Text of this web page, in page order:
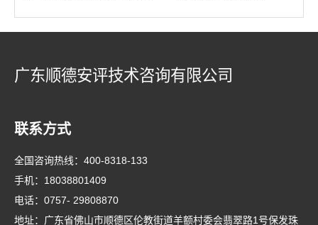
广东顺德安评技术咨询有限公司
联系方式
全国咨询热线： 400-8318-133
手机： 18038801409
电话： 0757- 29808870
地址：广东省佛山市顺德区伦教街道羊额村委会翡翠路1号保发珠